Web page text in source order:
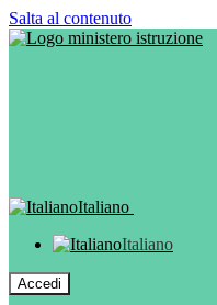
Salta al contenuto
Italiano
Italiano
Accedi